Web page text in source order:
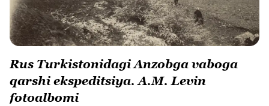
Rus Turkistonidagi Anzobga vaboga
qarshi ekspeditsiya. A.M. Levin
fotoalbomi